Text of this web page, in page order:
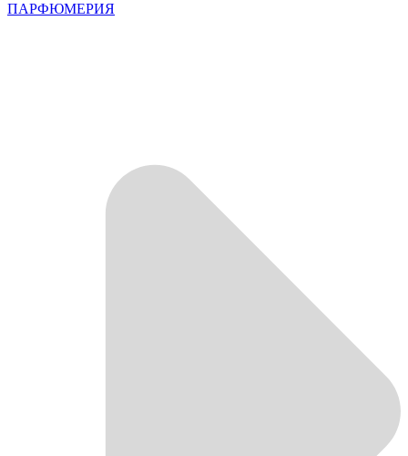
ПАРФЮМЕРИЯ